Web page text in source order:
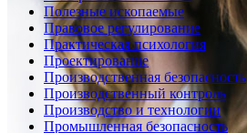
Полезные ископаемые
Правовое регулирование
Практическая психология
Проектирование
Производственная безопасность
Производственный контроль
Производство и технологии
Промышленная безопасность